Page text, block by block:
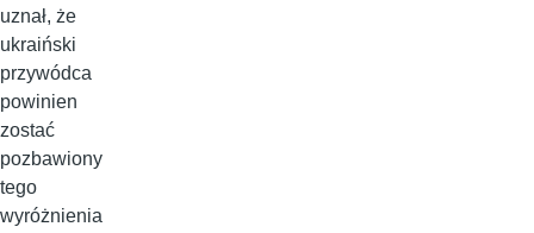
uznał, że
ukraiński
przywódca
powinien
zostać
pozbawiony
tego
wyróżnienia